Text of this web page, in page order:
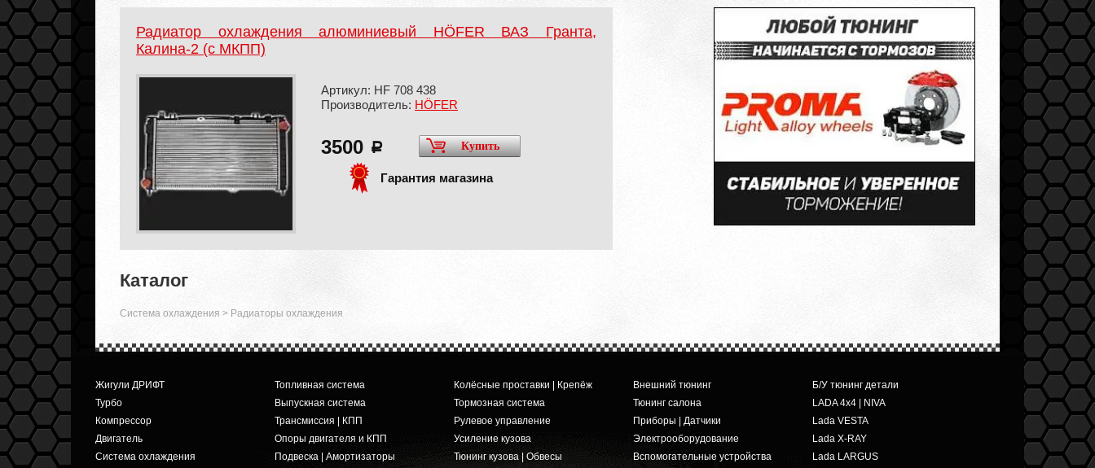
Радиатор охлаждения алюминиевый HÖFER ВАЗ Гранта,
Калина-2 (c МКПП)
Артикул: HF 708 438
Производитель: HÖFER
3500 a Купить
Гарантия магазина
Каталог
Система охлаждения > Радиаторы охлаждения
Жигули ДРИФТ
Турбо
Компрессор
Двигатель
Система охлаждения
Топливная система
Выпускная система
Трансмиссия | КПП
Опоры двигателя и КПП
Подвеска | Амортизаторы
Колёсные проставки | Крепёж
Тормозная система
Рулевое управление
Усиление кузова
Тюнинг кузова | Обвесы
Внешний тюнинг
Тюнинг салона
Приборы | Датчики
Электрооборудование
Вспомогательные устройства
Б/У тюнинг детали
LADA 4x4 | NIVA
Lada VESTA
Lada X-RAY
Lada LARGUS